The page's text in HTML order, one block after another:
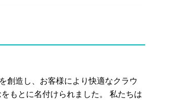
創造し、お客様により快適なクラウ
もとに名付けられました。 私たちは